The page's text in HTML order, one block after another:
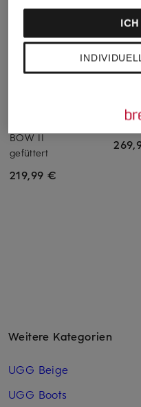
BOW II
gefüttert
219,99 €
Boots
Weitere Kategorien
UGG Beige
UGG Boots